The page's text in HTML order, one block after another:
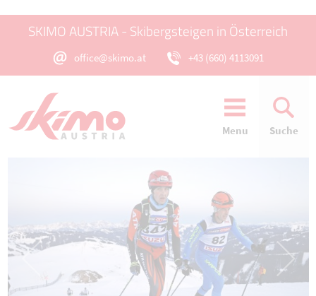
SKIMO AUSTRIA - Skibergsteigen in Österreich
office@skimo.at +43 (660) 4113091
Menu Suche